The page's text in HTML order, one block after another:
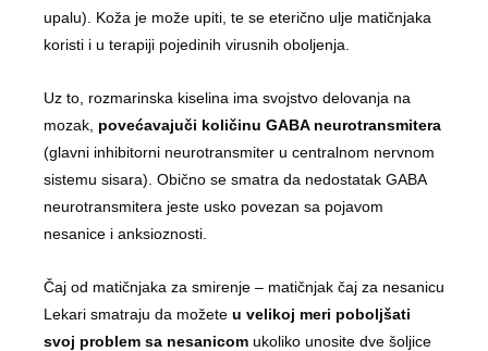
upalu). Koža je može upiti, te se eterično ulje matičnjaka
koristi i u terapiji pojedinih virusnih oboljenja.
Uz to, rozmarinska kiselina ima svojstvo delovanja na
mozak, povećavajuči količinu GABA neurotransmitera
(glavni inhibitorni neurotransmiter u centralnom nervnom
sistemu sisara). Obično se smatra da nedostatak GABA
neurotransmitera jeste usko povezan sa pojavom
nesanice i anksioznosti.
Čaj od matičnjaka za smirenje – matičnjak čaj za nesanicu
Lekari smatraju da možete u velikoj meri poboljšati
svoj problem sa nesanicom ukoliko unosite dve šoljice